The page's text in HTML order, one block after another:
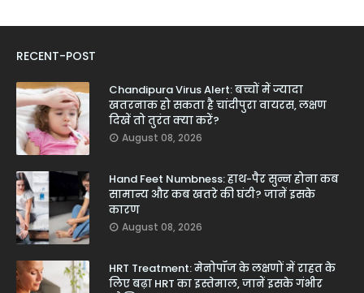
RECENT-POST
Chandipura Virus Alert: बच्चों में ज्यादा
खतरनाक हो सकता है चांदीपुरा वायरस, लक्षण
दिखें तो तुरंत क्या करें?
August 08, 2026
Hand Feet Numbness: हाथ-पैर सुन्न होना कब
सामान्य और कब खतरे की घंटी? जानें इसके
कारण
August 08, 2026
HRT Treatment: मेनोपॉज के लक्षणों में राहत के
लिए बढ़ा HRT का इस्तेमाल, जानें इसके गंभीर